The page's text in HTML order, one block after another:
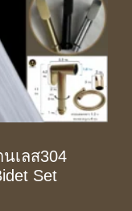
เลส304
Set